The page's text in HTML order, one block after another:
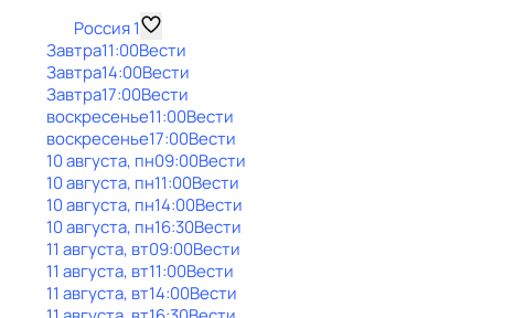
Россия 1
Завтра11:00Вести
Завтра14:00Вести
Завтра17:00Вести
воскресенье11:00Вести
воскресенье17:00Вести
10 августа, пн09:00Вести
10 августа, пн11:00Вести
10 августа, пн14:00Вести
10 августа, пн16:30Вести
11 августа, вт09:00Вести
11 августа, вт11:00Вести
11 августа, вт14:00Вести